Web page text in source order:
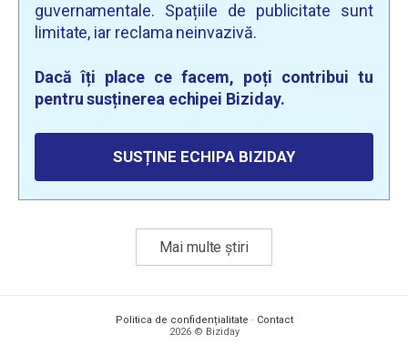
guvernamentale. Spațiile de publicitate sunt
limitate, iar reclama neinvazivă.
Dacă îți place ce facem, poți contribui tu
pentru susținerea echipei Biziday.
SUSȚINE ECHIPA BIZIDAY
Mai multe știri
Politica de confidențialitate · Contact
2026 © Biziday